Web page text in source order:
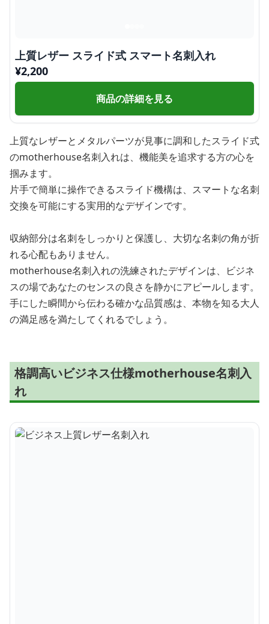
上質レザー スライド式 スマート名刺入れ
¥2,200
商品の詳細を見る
上質なレザーとメタルパーツが見事に調和したスライド式
のmotherhouse名刺入れは、機能美を追求する方の心を
掴みます。
片手で簡単に操作できるスライド機構は、スマートな名刺
交換を可能にする実用的なデザインです。
収納部分は名刺をしっかりと保護し、大切な名刺の角が折
れる心配もありません。
motherhouse名刺入れの洗練されたデザインは、ビジネ
スの場であなたのセンスの良さを静かにアピールします。
手にした瞬間から伝わる確かな品質感は、本物を知る大人
の満足感を満たしてくれるでしょう。
格調高いビジネス仕様motherhouse名刺入
れ